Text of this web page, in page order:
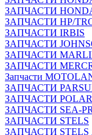
ЗАПЧАСТИ
ЗАПЧАСТИ HP/
ЗАПЧАСТИ IRBIS
ЗАПЧАСТИ
ЗАПЧАСТИ
ЗАПЧАСТИ
Запчасти
ЗАПЧАСТИ
ЗАПЧАСТИ
ЗАПЧАСТИ SEA-
ЗАПЧАСТИ STELS
ЗАПЧАСТИ